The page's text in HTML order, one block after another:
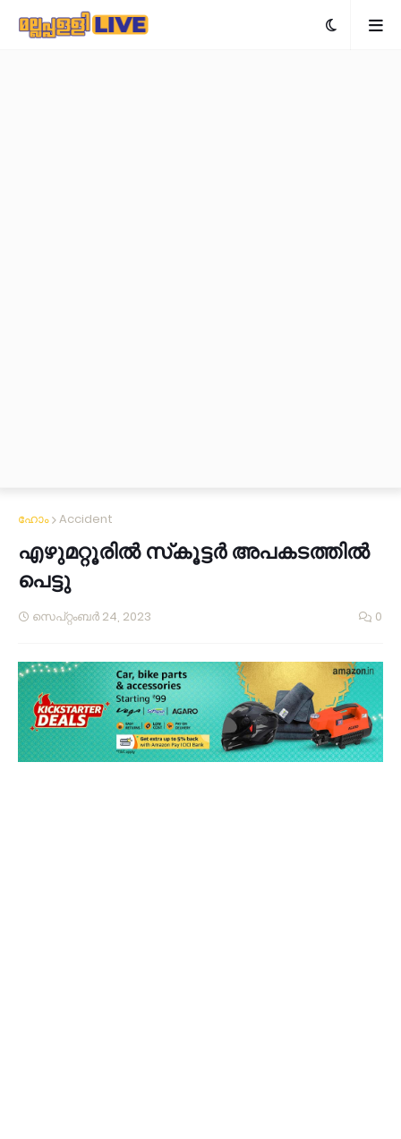
ഹോം Accident
എഴുമറ്റൂരിൽ സ്‌കൂട്ടർ അപകടത്തിൽ
പെട്ടു
സെപ്റ്റംബർ 24, 2023 0